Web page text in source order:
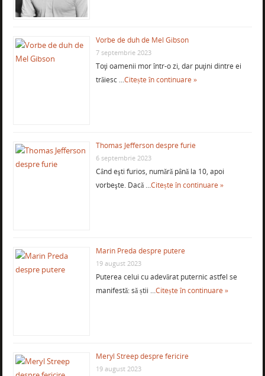
Vorbe de duh de Mel Gibson
7 septembrie 2023
Toţi oamenii mor într-o zi, dar puţini dintre ei
trăiesc …Citește în continuare »
Thomas Jefferson despre furie
6 septembrie 2023
Când eşti furios, numără până la 10, apoi
vorbeşte. Dacă …Citește în continuare »
Marin Preda despre putere
19 august 2023
Puterea celui cu adevărat puternic astfel se
manifestă: să știi …Citește în continuare »
Meryl Streep despre fericire
19 august 2023